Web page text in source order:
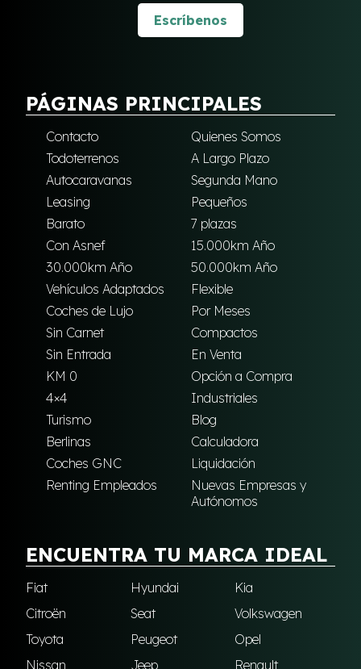
Escríbenos
PÁGINAS PRINCIPALES
Contacto
Quienes Somos
Todoterrenos
A Largo Plazo
Autocaravanas
Segunda Mano
Leasing
Pequeños
Barato
7 plazas
Con Asnef
15.000km Año
30.000km Año
50.000km Año
Vehículos Adaptados
Flexible
Coches de Lujo
Por Meses
Sin Carnet
Compactos
Sin Entrada
En Venta
KM 0
Opción a Compra
4×4
Industriales
Turismo
Blog
Berlinas
Calculadora
Coches GNC
Liquidación
Renting Empleados
Nuevas Empresas y
Autónomos
ENCUENTRA TU MARCA IDEAL
Fiat Hyundai
Kia
Citroën
Seat
Volkswagen
Toyota
Peugeot
Opel
Nissan
Jeep Renault